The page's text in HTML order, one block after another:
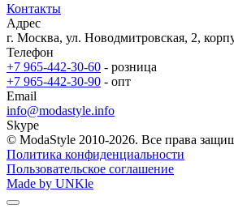
Контакты
Адрес
г. Москва, ул. Новодмитровская, 2,
Телефон
+7 965-442-30-60 - розница
+7 965-442-30-90 - опт
Email
info@modastyle.info
Skype
© ModaStyle 2010-2026. Все права
Политика конфиденциальности
Пользовательское соглашение
Made by UNKle